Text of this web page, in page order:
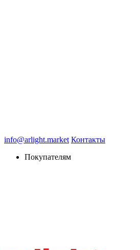
info@arlight.market Контакты
Покупателям